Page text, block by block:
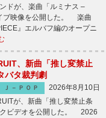
ドが、楽曲「ルミナス –
ブ映像を公開した。 楽曲
』エルバフ編のオープニ
、新曲「推し変禁止
バタ裁判劇
Ｊ－ＰＯＰ
2026年8月10日
が、新曲「推し変禁止条
ビデオを公開した。 2026